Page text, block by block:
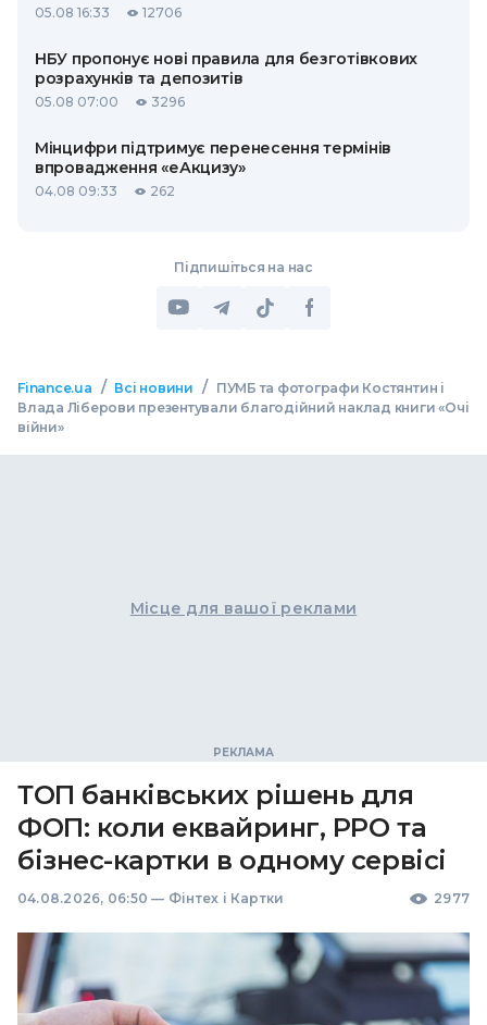
05.08 16:33 12706
НБУ пропонує нові правила для безготівкових
розрахунків та депозитів
05.08 07:00 3296
Мінцифри підтримує перенесення термінів
впровадження «еАкцизу»
04.08 09:33 262
Підпишіться на нас
Finance.ua / Всі новини /
ПУМБ та фотографи Костянтин і
Влада Ліберови презентували благодійний наклад книги «Очі
війни»
Місце для вашої реклами
ТОП банківських рішень для
ФОП: коли еквайринг, РРО та
бізнес-картки в одному сервісі
04.08.2026, 06:50 — Фінтех і Картки 2977